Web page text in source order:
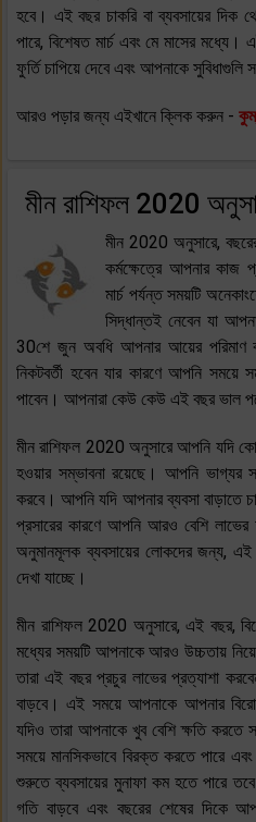
হবে। এই বছর চাকরি বা ব্যবসায়ের দিক
পারে, বিশেষত মার্চ এবং মে মাসের
ফুর্তি চাপিয়ে দেবে এবং আপনাকে সুবিধাগুলি
আরও পড়ার জন্য এইখানে ক্লিক করুন -
মীন রাশিফল 2020
মীন 2020 অনুসারে,
কর্মক্ষেত্রে আপনার কাজ
মার্চ পর্যন্ত সময়টি
সিদ্ধান্তই নেবেন যা
30শে জুন অবধি আপনার আয়ের পরিমাণ
নিকটবর্তী হবেন যার কারণে আপনি সময়ে
পাবেন। আপনারা কেউ কেউ এই বছর ভাল
মীন রাশিফল 2020 অনুসারে আপনি যদি
হওয়ার সম্ভাবনা রয়েছে। আপনি ভাগ্যর
করবে। আপনি যদি আপনার ব্যবসা বাড়াতে
প্রসারের কারণে আপনি আরও বেশি লাভের
অনুমানমূলক ব্যবসায়ের লোকদের জন্য, এই
দেখা যাচ্ছে।
মীন রাশিফল 2020 অনুসারে, এই বছর,
মধ্যের সময়টি আপনাকে আরও উচ্চতায় নিয়ে
তারা এই বছর প্রচুর লাভের প্রত্যাশা
বাড়বে। এই সময়ে আপনাকে আপনার
যদিও তারা আপনাকে খুব বেশি ক্ষতি করতে
সময়ে মানসিকভাবে বিরক্ত করতে পারে
শুরুতে ব্যবসায়ের মুনাফা কম হতে পারে
গতি বাড়বে এবং বছরের শেষের দিকে